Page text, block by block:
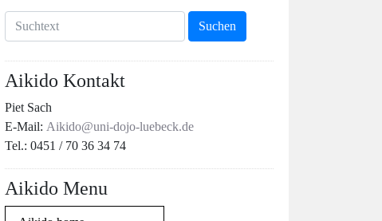
Aikido Kontakt
Piet Sach
E-Mail: Aikido@uni-dojo-luebeck.de
Tel.: 0451 / 70 36 34 74
Aikido Menu